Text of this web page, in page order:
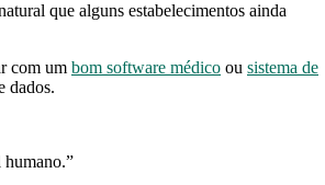
que alguns estabelecimentos ainda
com um bom software médico ou sistema de
dados.
humano.”